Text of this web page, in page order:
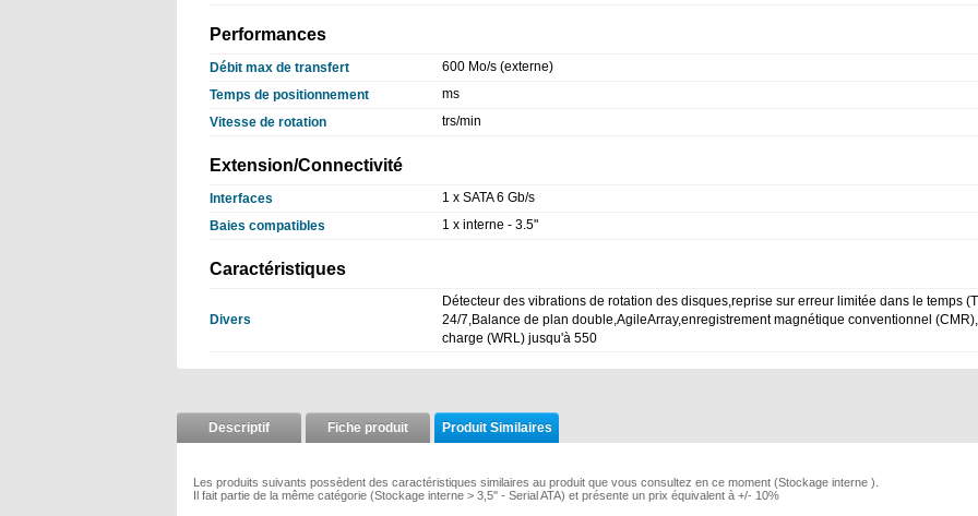
Performances
Débit max de transfert
600 Mo/s (externe)
Temps de positionnement
ms
Vitesse de rotation
trs/min
Extension/Connectivité
Interfaces
1 x SATA 6 Gb/s
Baies compatibles
1 x interne - 3.5"
Caractéristiques
Divers
Détecteur des vibrations de rotation des disques,reprise sur erreur limitée dans le temps
24/7,Balance de plan double,AgileArray,enregistrement magnétique conventionnel
charge (WRL) jusqu'à 550
Descriptif Fiche produit Produit Similaires
Les produits suivants possèdent des caractéristiques similaires au produit que vous consultez en ce moment (Stockage interne ).
Il fait partie de la même catégorie (Stockage interne > 3,5'' - Serial ATA) et présente un prix équivalent à +/- 10%